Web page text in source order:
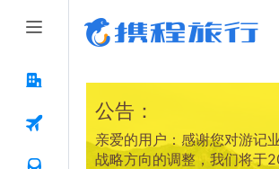
公告：
亲爱的用户：感谢您对游记
战略方向的调整，我们将